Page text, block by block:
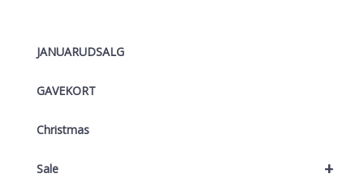
JANUARUDSALG
GAVEKORT
Christmas
+
Sale